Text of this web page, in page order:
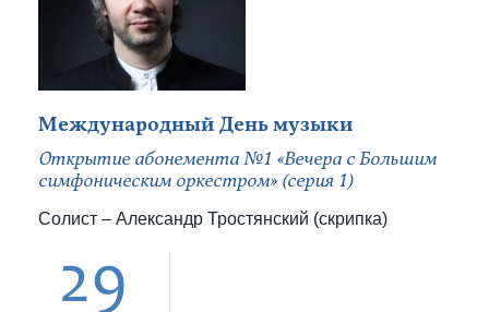
Международный День музыки
Открытие абонемента №1 «Вечера с Большим
симфоническим оркестром» (серия 1)
Солист – Александр Тростянский (скрипка)
29